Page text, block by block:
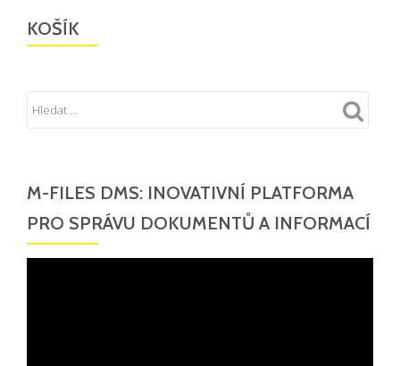
KOŠÍK
M-FILES DMS: INOVATIVNÍ PLATFORMA
PRO SPRÁVU DOKUMENTŮ A INFORMACÍ